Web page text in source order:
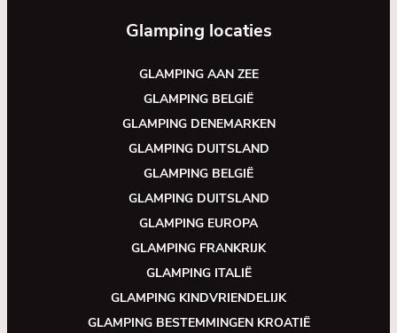
Glamping locaties
GLAMPING AAN ZEE
GLAMPING BELGIË
GLAMPING DENEMARKEN
GLAMPING DUITSLAND
GLAMPING BELGIË
GLAMPING DUITSLAND
GLAMPING EUROPA
GLAMPING FRANKRIJK
GLAMPING ITALIË
GLAMPING KINDVRIENDELIJK
GLAMPING BESTEMMINGEN KROATIË